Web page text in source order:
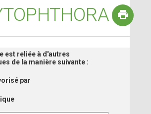
est reliée à d'autres
de la manière suivante :
par